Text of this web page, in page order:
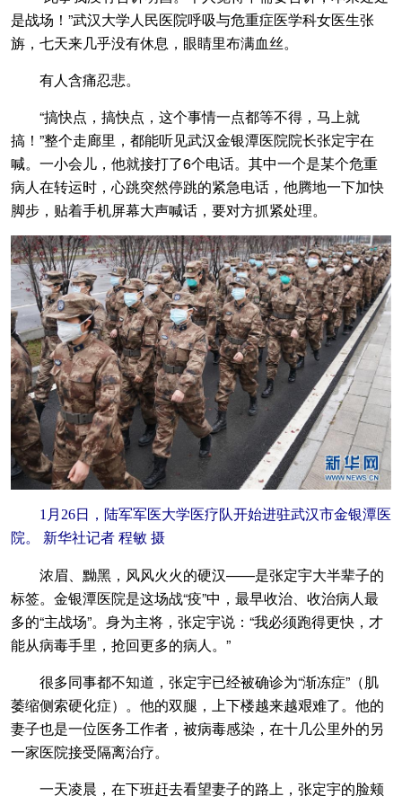
是战场！”武汉大学人民医院呼吸与危重症医学科女医生张
旃，七天来几乎没有休息，眼睛里布满血丝。
有人含痛忍悲。
“搞快点，搞快点，这个事情一点都等不得，马上就
搞！”整个走廊里，都能听见武汉金银潭医院院长张定宇在
喊。一小会儿，他就接打了6个电话。其中一个是某个危重
病人在转运时，心跳突然停跳的紧急电话，他腾地一下加快
脚步，贴着手机屏幕大声喊话，要对方抓紧处理。
1月26日，陆军军医大学医疗队开始进驻武汉市金银潭医
院。 新华社记者 程敏 摄
浓眉、黝黑，风风火火的硬汉——是张定宇大半辈子的
标签。金银潭医院是这场战“疫”中，最早收治、收治病人最
多的“主战场”。身为主将，张定宇说：“我必须跑得更快，才
能从病毒手里，抢回更多的病人。”
很多同事都不知道，张定宇已经被确诊为“渐冻症”（肌
萎缩侧索硬化症）。他的双腿，上下楼越来越艰难了。他的
妻子也是一位医务工作者，被病毒感染，在十几公里外的另
一家医院接受隔离治疗。
一天凌晨，在下班赶去看望妻子的路上，张定宇的脸颊